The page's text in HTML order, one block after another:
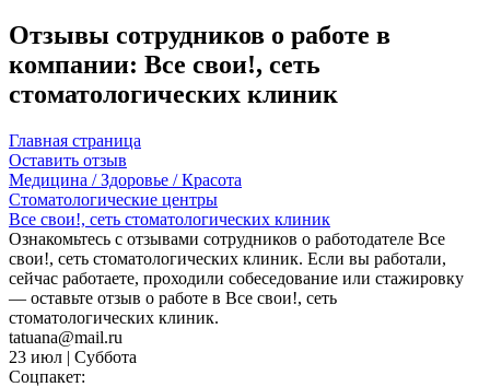
Отзывы сотрудников о работе в
компании: Все свои!, сеть
стоматологических клиник
Главная страница
Оставить отзыв
Медицина / Здоровье / Красота
Стоматологические центры
Все свои!, сеть стоматологических клиник
Ознакомьтесь с отзывами сотрудников о работодателе Все
свои!, сеть стоматологических клиник. Если вы работали,
сейчас работаете, проходили собеседование или стажировку
— оставьте отзыв о работе в Все свои!, сеть
стоматологических клиник.
tatuana@mail.ru
23 июл | Суббота
Соцпакет: